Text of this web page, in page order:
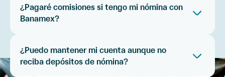
Con ello, puedes solicitar el trámite en cualquier
momento desde App Banamex o BancaNet. Si lo
portabilidad de nómina que hayas solicitado
previamente en el banco donde tu empresa paga
la nómina, pues de lo contrario tu trámite en
Banamex para recibir la asesoría de un ejecutivo.
¿Pagaré comisiones si tengo mi nómina con
Banamex?
manejo de cuenta. Para Cuenta Priority se exenta
si tus depósitos mensuales son de $40,000 o más
y tienes una Tarjeta de Crédito Banamex. En
¿Puedo mantener mi cuenta aunque no
reciba depósitos de nómina?